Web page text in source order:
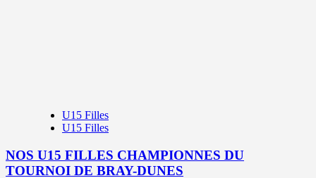
U15 Filles
U15 Filles
NOS U15 FILLES CHAMPIONNES DU
TOURNOI DE BRAY-DUNES